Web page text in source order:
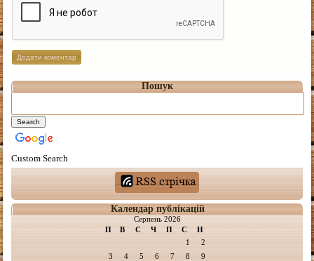
Пошук
Custom Search
Календар публікацій
Серпень 2026
П
В С Ч П С Н
1
2
3
4 5 6 7 8
9